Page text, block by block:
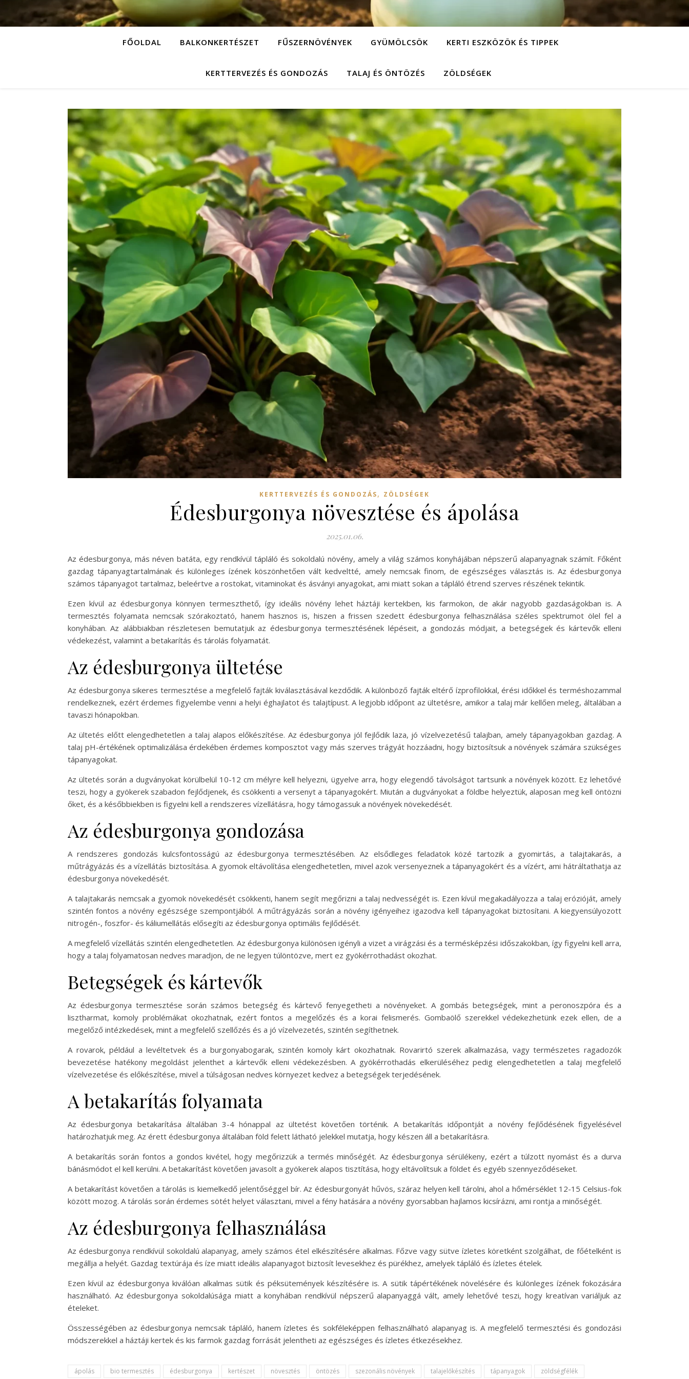
FŐOLDAL BALKONKERTÉSZET FŰSZERNÖVÉNYEK GYÜMÖLCSÖK KERTI ESZKÖZÖK ÉS TIPPEK
KERTTERVEZÉS ÉS GONDOZÁS TALAJ ÉS ÖNTÖZÉS ZÖLDSÉGEK
KERTTERVEZÉS ÉS GONDOZÁS, ZÖLDSÉGEK
Édesburgonya növesztése és ápolása
2025.01.06.
Az édesburgonya, más néven batáta, egy rendkívül tápláló és sokoldalú növény, amely a világ számos konyhájában népszerű alapanyagnak számít. Főként
gazdag tápanyagtartalmának és különleges ízének köszönhetően vált kedveltté, amely nemcsak finom, de egészséges választás is. Az édesburgonya
számos tápanyagot tartalmaz, beleértve a rostokat, vitaminokat és ásványi anyagokat, ami miatt sokan a tápláló étrend szerves részének tekintik.
Ezen kívül az édesburgonya könnyen termeszthető, így ideális növény lehet háztáji kertekben, kis farmokon, de akár nagyobb gazdaságokban is. A
termesztés folyamata nemcsak szórakoztató, hanem hasznos is, hiszen a frissen szedett édesburgonya felhasználása széles spektrumot ölel fel a
konyhában. Az alábbiakban részletesen bemutatjuk az édesburgonya termesztésének lépéseit, a gondozás módjait, a betegségek és kártevők elleni
védekezést, valamint a betakarítás és tárolás folyamatát.
Az édesburgonya ültetése
Az édesburgonya sikeres termesztése a megfelelő fajták kiválasztásával kezdődik. A különböző fajták eltérő ízprofilokkal, érési időkkel és terméshozammal
rendelkeznek, ezért érdemes figyelembe venni a helyi éghajlatot és talajtípust. A legjobb időpont az ültetésre, amikor a talaj már kellően meleg, általában a
tavaszi hónapokban.
Az ültetés előtt elengedhetetlen a talaj alapos előkészítése. Az édesburgonya jól fejlődik laza, jó vízelvezetésű talajban, amely tápanyagokban gazdag. A
talaj pH-értékének optimalizálása érdekében érdemes komposztot vagy más szerves trágyát hozzáadni, hogy biztosítsuk a növények számára szükséges
tápanyagokat.
Az ültetés során a dugványokat körülbelül 10-12 cm mélyre kell helyezni, ügyelve arra, hogy elegendő távolságot tartsunk a növények között. Ez lehetővé
teszi, hogy a gyökerek szabadon fejlődjenek, és csökkenti a versenyt a tápanyagokért. Miután a dugványokat a földbe helyeztük, alaposan meg kell öntözni
őket, és a későbbiekben is figyelni kell a rendszeres vízellátásra, hogy támogassuk a növények növekedését.
Az édesburgonya gondozása
A rendszeres gondozás kulcsfontosságú az édesburgonya termesztésében. Az elsődleges feladatok közé tartozik a gyomirtás, a talajtakarás, a
műtrágyázás és a vízellátás biztosítása. A gyomok eltávolítása elengedhetetlen, mivel azok versenyeznek a tápanyagokért és a vízért, ami hátráltathatja az
édesburgonya növekedését.
A talajtakarás nemcsak a gyomok növekedését csökkenti, hanem segít megőrizni a talaj nedvességét is. Ezen kívül megakadályozza a talaj erózióját, amely
szintén fontos a növény egészsége szempontjából. A műtrágyázás során a növény igényeihez igazodva kell tápanyagokat biztosítani. A kiegyensúlyozott
nitrogén-, foszfor- és káliumellátás elősegíti az édesburgonya optimális fejlődését.
A megfelelő vízellátás szintén elengedhetetlen. Az édesburgonya különösen igényli a vizet a virágzási és a termésképzési időszakokban, így figyelni kell arra,
hogy a talaj folyamatosan nedves maradjon, de ne legyen túlöntözve, mert ez gyökérrothadást okozhat.
Betegségek és kártevők
Az édesburgonya termesztése során számos betegség és kártevő fenyegetheti a növényeket. A gombás betegségek, mint a peronoszpóra és a
lisztharmat, komoly problémákat okozhatnak, ezért fontos a megelőzés és a korai felismerés. Gombaölő szerekkel védekezhetünk ezek ellen, de a
megelőző intézkedések, mint a megfelelő szellőzés és a jó vízelvezetés, szintén segíthetnek.
A rovarok, például a levéltetvek és a burgonyabogarak, szintén komoly kárt okozhatnak. Rovarirtó szerek alkalmazása, vagy természetes ragadozók
bevezetése hatékony megoldást jelenthet a kártevők elleni védekezésben. A gyökérrothadás elkerüléséhez pedig elengedhetetlen a talaj megfelelő
vízelvezetése és előkészítése, mivel a túlságosan nedves környezet kedvez a betegségek terjedésének.
A betakarítás folyamata
Az édesburgonya betakarítása általában 3-4 hónappal az ültetést követően történik. A betakarítás időpontját a növény fejlődésének figyelésével
határozhatjuk meg. Az érett édesburgonya általában föld felett látható jelekkel mutatja, hogy készen áll a betakarításra.
A betakarítás során fontos a gondos kivétel, hogy megőrizzük a termés minőségét. Az édesburgonya sérülékeny, ezért a túlzott nyomást és a durva
bánásmódot el kell kerülni. A betakarítást követően javasolt a gyökerek alapos tisztítása, hogy eltávolítsuk a földet és egyéb szennyeződéseket.
A betakarítást követően a tárolás is kiemelkedő jelentőséggel bír. Az édesburgonyát hűvös, száraz helyen kell tárolni, ahol a hőmérséklet 12-15 Celsius-fok
között mozog. A tárolás során érdemes sötét helyet választani, mivel a fény hatására a növény gyorsabban hajlamos kicsírázni, ami rontja a minőségét.
Az édesburgonya felhasználása
Az édesburgonya rendkívül sokoldalú alapanyag, amely számos étel elkészítésére alkalmas. Főzve vagy sütve ízletes köretként szolgálhat, de főételként is
megállja a helyét. Gazdag textúrája és íze miatt ideális alapanyagot biztosít levesekhez és pürékhez, amelyek tápláló és ízletes ételek.
Ezen kívül az édesburgonya kiválóan alkalmas sütik és péksütemények készítésére is. A sütik tápértékének növelésére és különleges ízének fokozására
használható. Az édesburgonya sokoldalúsága miatt a konyhában rendkívül népszerű alapanyaggá vált, amely lehetővé teszi, hogy kreatívan variáljuk az
ételeket.
Összességében az édesburgonya nemcsak tápláló, hanem ízletes és sokféleképpen felhasználható alapanyag is. A megfelelő termesztési és gondozási
módszerekkel a háztáji kertek és kis farmok gazdag forrását jelentheti az egészséges és ízletes étkezésekhez.
ápolás bio termesztés édesburgonya kertészet növesztés öntözés szezonális növények talajelőkészítés tápanyagok zöldségfélék